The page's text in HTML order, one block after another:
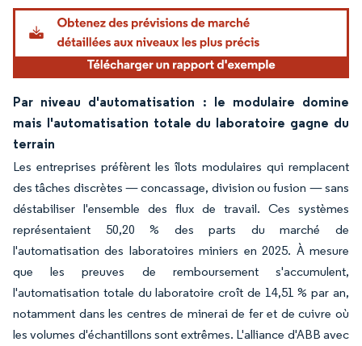
Par niveau d'automatisation : le modulaire domine
mais l'automatisation totale du laboratoire gagne du
terrain
Les entreprises préfèrent les îlots modulaires qui remplacent
des tâches discrètes — concassage, division ou fusion — sans
déstabiliser l'ensemble des flux de travail. Ces systèmes
représentaient 50,20 % des parts du marché de
l'automatisation des laboratoires miniers en 2025. À mesure
que les preuves de remboursement s'accumulent,
l'automatisation totale du laboratoire croît de 14,51 % par an,
notamment dans les centres de minerai de fer et de cuivre où
les volumes d'échantillons sont extrêmes. L'alliance d'ABB avec